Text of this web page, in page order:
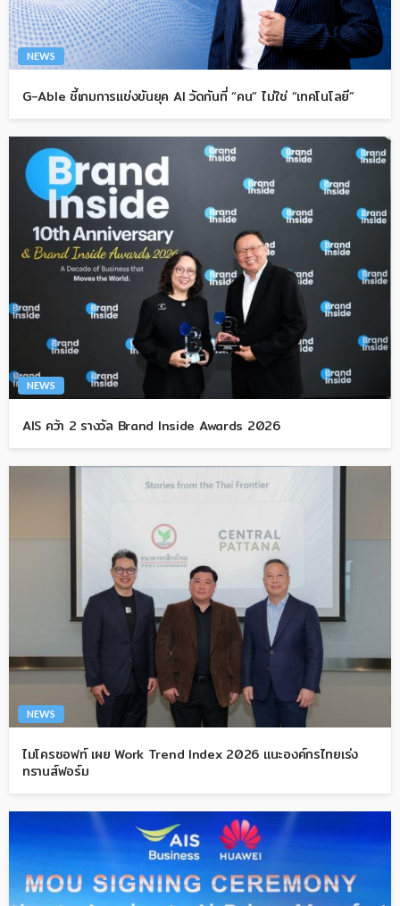
NEWS
G-Able ชี้เกมการแข่งขันยุค AI วัดกันที่ “คน” ไม่ใช่ “เทคโนโลยี”
NEWS
AIS คว้า 2 รางวัล Brand Inside Awards 2026
NEWS
ไมโครซอฟท์ เผย Work Trend Index 2026 แนะองค์กรไทยเร่ง
ทรานส์ฟอร์ม